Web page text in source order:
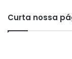
Curta nossa